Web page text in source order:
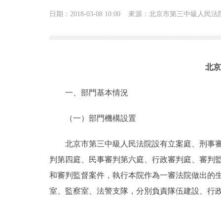
政務服務
個人服務
日期：2018-03-08 10:00 來源：北京市第三中級人民法
北
一、部門基本情況
（一）部門機構設置
北京市第三中級人民法院設有立案庭、刑事審
判第四庭、民事審判第六庭、行政審判庭、審判
和審判監督案件，執行本院作為一審法院做出的
室、監察室、法警支隊，分別負責隊伍建設、行